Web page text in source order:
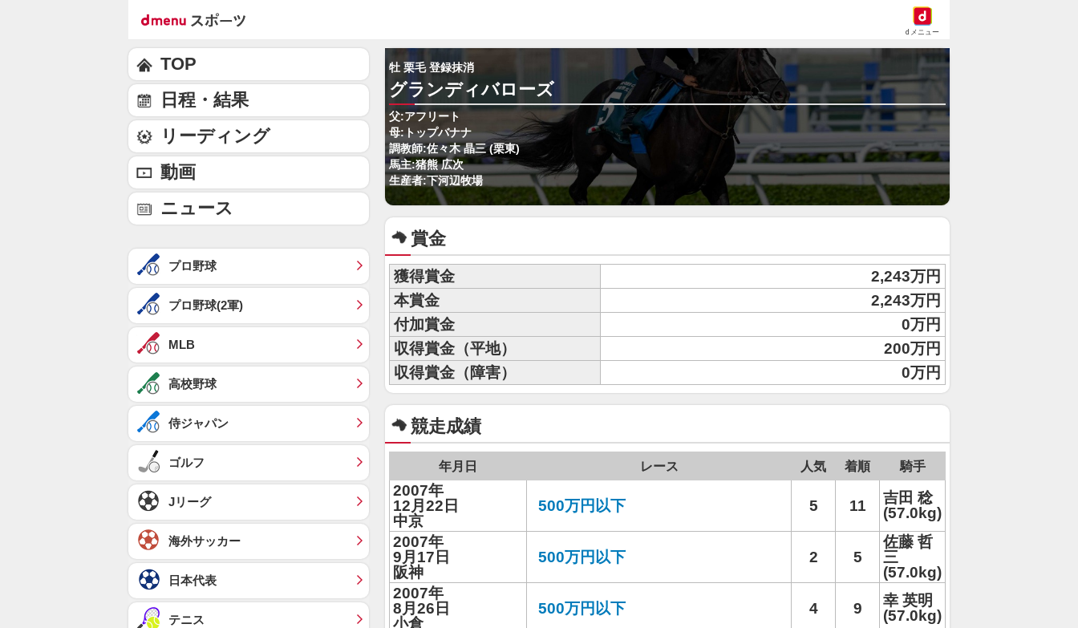
dメニュー
牡 栗毛 登録抹消
グランディバローズ
父:アフリート
母:トップバナナ
調教師:佐々木 晶三 (栗東)
馬主:猪熊 広次
生産者:下河辺牧場
賞金
獲得賞金
2,243万円
本賞金
2,243万円
付加賞金
0万円
収得賞金（平地）
200万円
収得賞金（障害）
0万円
競走成績
年月日 レース 人気 着順 騎手
2007年
12月22日
中京
500万円以下 5 11
吉田 稔
(57.0kg)
2007年
9月17日
阪神
500万円以下 2 5
佐藤 哲
三
(57.0kg)
2007年
8月26日
小倉
500万円以下 4 9
幸 英明
(57.0kg)
TOP
日程・結果
リーディング
動画
ニュース
プロ野球
プロ野球(2軍)
MLB
高校野球
侍ジャパン
ゴルフ
Jリーグ
海外サッカー
日本代表
テニス